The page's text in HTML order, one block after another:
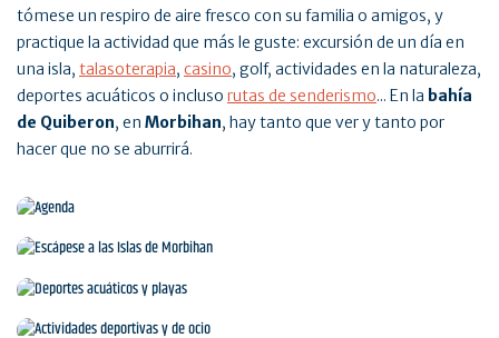
tómese un respiro de aire fresco con su familia o amigos, y
practique la actividad que más le guste: excursión de un día en
una isla, talasoterapia, casino, golf, actividades en la naturaleza,
deportes acuáticos o incluso rutas de senderismo... En la bahía
de Quiberon, en Morbihan, hay tanto que ver y tanto por
hacer que no se aburrirá.
Escápese a las Islas de Morbihan
Deportes acuáticos y playas